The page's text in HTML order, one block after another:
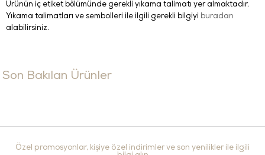
Ürünün iç etiket bölümünde gerekli yıkama talimatı yer almaktadır.
Yıkama talimatları ve sembolleri ile ilgili gerekli bilgiyi buradan
alabilirsiniz.
Son Bakılan Ürünler
Özel promosyonlar, kişiye özel indirimler ve son yenilikler ile ilgili